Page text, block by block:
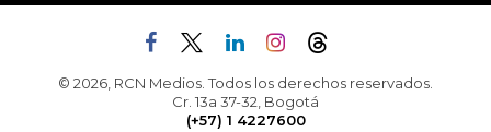
© 2026, RCN Medios. Todos los derechos reservados.
Cr. 13a 37-32, Bogotá
(+57) 1 4227600